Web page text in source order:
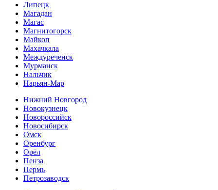
Липецк
Магадан
Магас
Магнитогорск
Майкоп
Махачкала
Междуреченск
Мурманск
Нальчик
Нарьян-Мар
Нижний Новгород
Новокузнецк
Новороссийск
Новосибирск
Омск
Оренбург
Орёл
Пенза
Пермь
Петрозаводск